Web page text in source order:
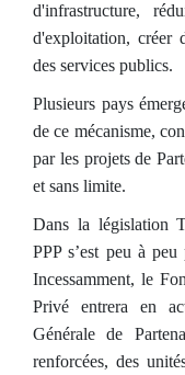
d'infrastructure,
d'exploitation, créer
des services publics.
Plusieurs pays
de ce mécanisme,
par les projets de
et sans limite.
Dans la législation
PPP s’est peu à
Incessamment, le
Privé entrera en
Générale de
renforcées, des